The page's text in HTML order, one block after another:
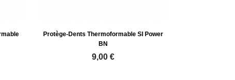
Protège-Dents Thermoformable SI Power
BN
9,00 €